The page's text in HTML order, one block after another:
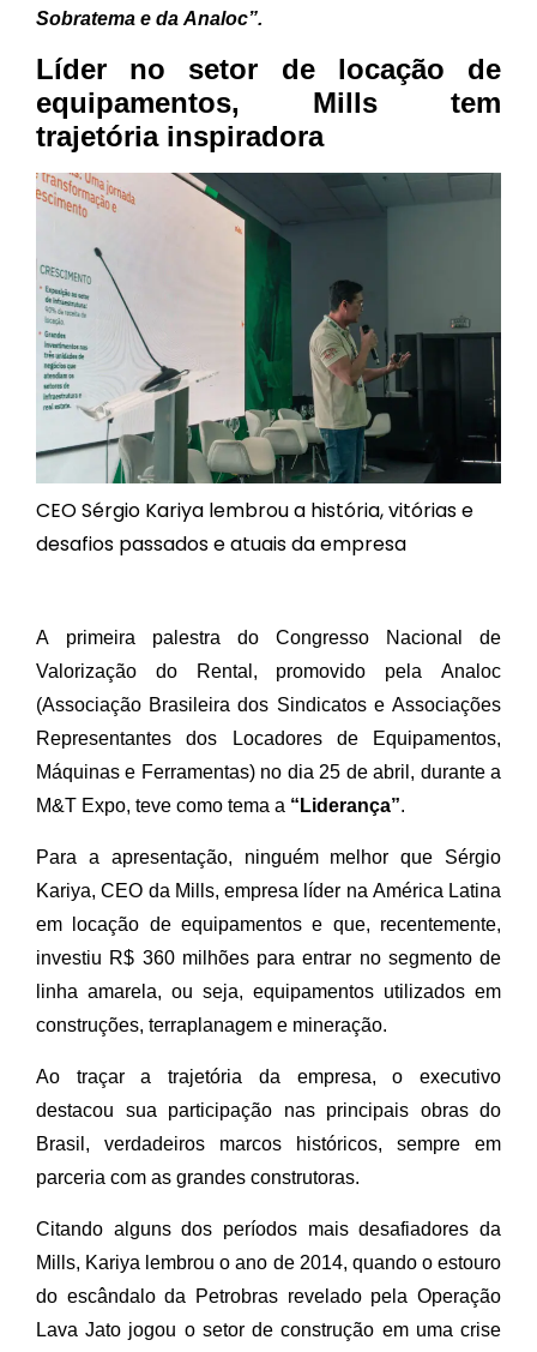
Sobratema e da Analoc”.
Líder no setor de locação de
equipamentos, Mills tem
trajetória inspiradora
CEO Sérgio Kariya lembrou a história, vitórias e
desafios passados e atuais da empresa
A primeira palestra do Congresso Nacional de
Valorização do Rental, promovido pela Analoc
(Associação Brasileira dos Sindicatos e Associações
Representantes dos Locadores de Equipamentos,
Máquinas e Ferramentas) no dia 25 de abril, durante a
M&T Expo, teve como tema a “Liderança”.
Para a apresentação, ninguém melhor que Sérgio
Kariya, CEO da Mills, empresa líder na América Latina
em locação de equipamentos e que, recentemente,
investiu R$ 360 milhões para entrar no segmento de
linha amarela, ou seja, equipamentos utilizados em
construções, terraplanagem e mineração.
Ao traçar a trajetória da empresa, o executivo
destacou sua participação nas principais obras do
Brasil, verdadeiros marcos históricos, sempre em
parceria com as grandes construtoras.
Citando alguns dos períodos mais desafiadores da
Mills, Kariya lembrou o ano de 2014, quando o estouro
do escândalo da Petrobras revelado pela Operação
Lava Jato jogou o setor de construção em uma crise